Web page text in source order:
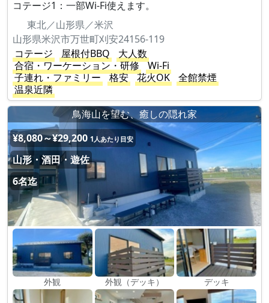
コテージ1：一部Wi-Fi使えます。
東北／山形県／米沢
山形県米沢市万世町刈安24156-119
コテージ
屋根付BBQ
大人数
合宿・ワーケーション・研修
Wi-Fi
子連れ・ファミリー
格安 花火OK
全館禁煙
温泉近隣
鳥海山を望む、癒しの隠れ家
¥8,080～¥29,200 1人あたり目安
山形・酒田・遊佐
6名迄
外観 外観（デッキ） デッキ